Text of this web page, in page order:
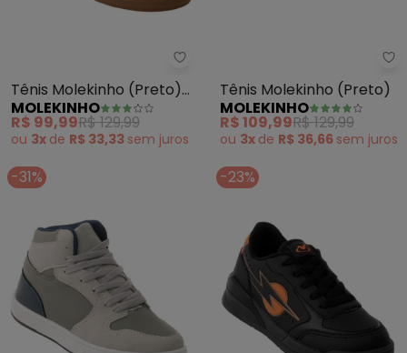
Molekinho - Tênis Molekinho
Tênis Molekinho (Preto)
em Sintético
MOLEKINHO
R$ 99,99R$ 129,99
ou 3x de R$ 33,33 sem juros
Tênis Molekinho (Preto)
MOLEKINHO
R$ 109,99R$ 129,99
ou 3x de R$ 36,66 sem juros
-31% -23%